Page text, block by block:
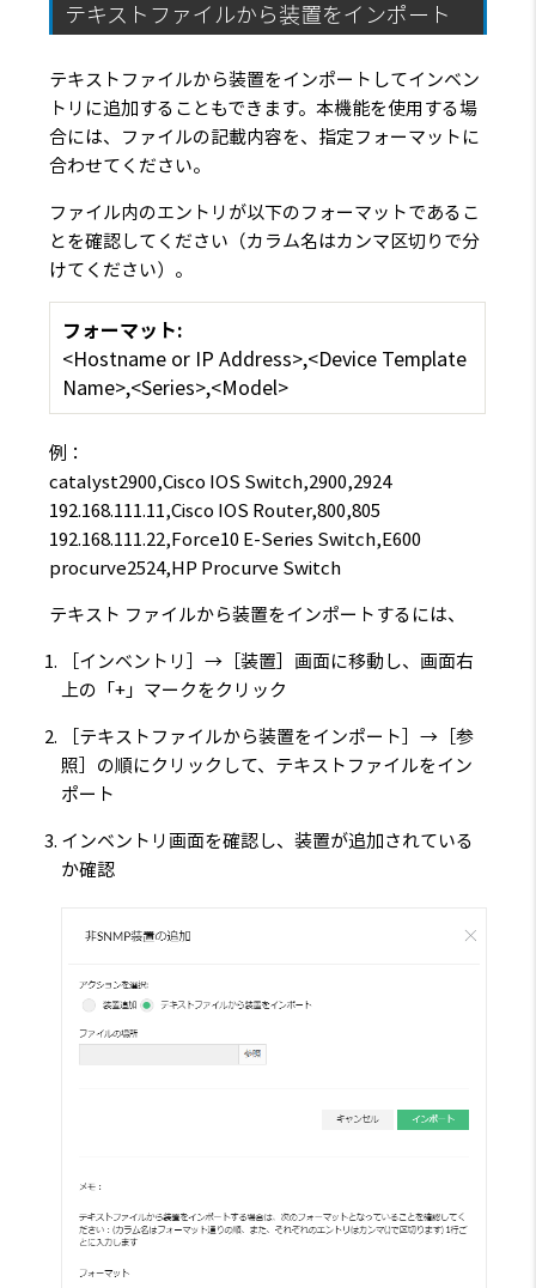
テキストファイルから装置をインポート
テキストファイルから装置をインポートしてインベン
トリに追加することもできます。本機能を使用する場
合には、ファイルの記載内容を、指定フォーマットに
合わせてください。
ファイル内のエントリが以下のフォーマットであるこ
とを確認してください（カラム名はカンマ区切りで分
けてください）。
フォーマット:
<Hostname or IP Address>,<Device Template
Name>,<Series>,<Model>
例：
catalyst2900,Cisco IOS Switch,2900,2924
192.168.111.11,Cisco IOS Router,800,805
192.168.111.22,Force10 E-Series Switch,E600
procurve2524,HP Procurve Switch
テキスト ファイルから装置をインポートするには、
［インベントリ］→［装置］画面に移動し、画面右
上の「+」マークをクリック
［テキストファイルから装置をインポート］→［参
照］の順にクリックして、テキストファイルをイン
ポート
インベントリ画面を確認し、装置が追加されている
か確認